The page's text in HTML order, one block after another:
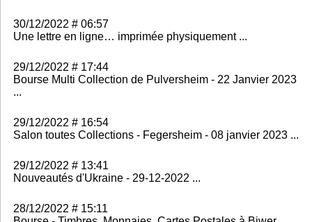
30/12/2022 # 06:57
Une lettre en ligne… imprimée physiquement ...
29/12/2022 # 17:44
Bourse Multi Collection de Pulversheim - 22 Janvier 2023
...
29/12/2022 # 16:54
Salon toutes Collections - Fegersheim - 08 janvier 2023 ...
29/12/2022 # 13:41
Nouveautés d'Ukraine - 29-12-2022 ...
28/12/2022 # 15:11